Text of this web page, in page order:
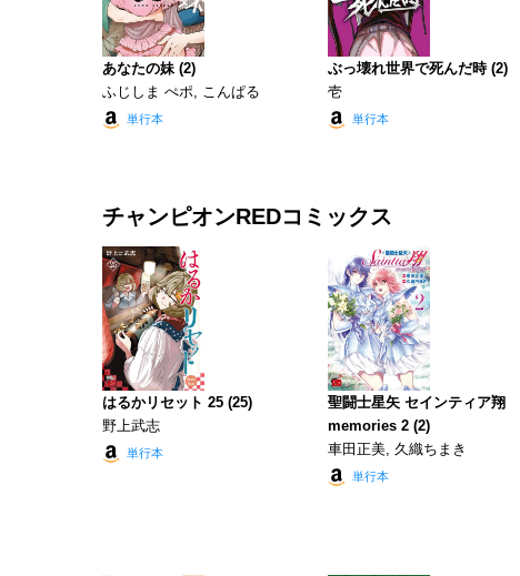
あなたの妹 (2)
ふじしま ぺポ, こんぱる
単行本
ぶっ壊れ世界で死んだ時 (2)
壱
単行本
チャンピオンREDコミックス
はるかリセット 25 (25)
野上武志
単行本
聖闘士星矢 セインティア翔
memories 2 (2)
車田正美, 久織ちまき
単行本